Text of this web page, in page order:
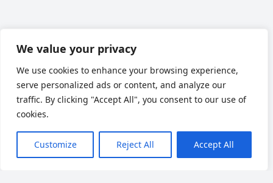
We value your privacy
We use cookies to enhance your browsing experience,
serve personalized ads or content, and analyze our
traffic. By clicking "Accept All", you consent to our use of
cookies.
Customize Reject All Accept All
Наверх